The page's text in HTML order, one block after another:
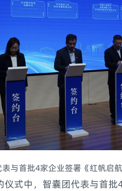
与首批4家企业签署《红帆启航
中，智囊团代表与首批